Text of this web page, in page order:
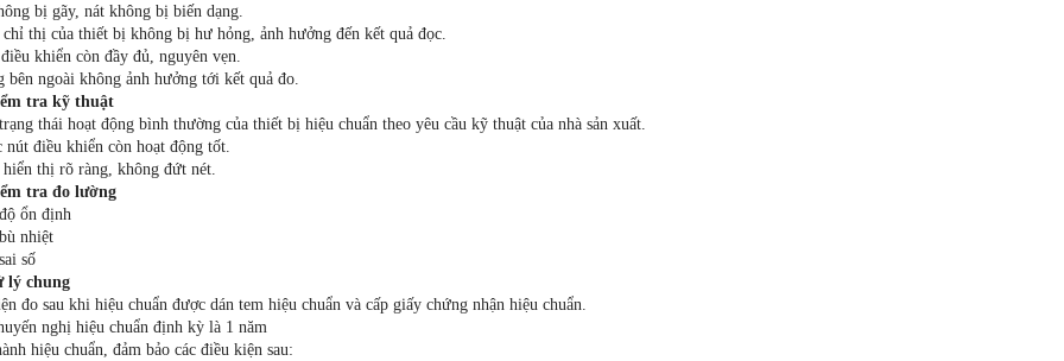
Preparation
Column
hấp phụ
phổ UVVIS, AAS... hãng Analytik Jena
Gas Chromatography hãng RESTEK
Liquid Chromatography hãng RESTEK
ký, quang phổ... hãng AGILENT
ký, quang phổ... hãng HITACHI
ký, quang phổ... hãng JASCO
quang phổ... hãng PERKINELMER
ký, quang phổ... hãng SHIMADZU
ký, quang phổ... hãng THERMO / DIONEX
phần (Single-Component)
đa thành phần (Multi-Component)
Standards GCMS
Standards LCMS
thành phần
Chất chuẩn Phthalates
vệ thực vật Pesticide
(CRM - Certified Reference Materials)
Volume - Flow
Parameter
Time - Frequency
kế
tay hiện trường
lượng thuốc thú y
sinh (Antibiotics ELISA Test Kits)
(Mycotoxin ELISA Test Kits)
phẩm mật ong (Honey ELISA Test Kits)
phẩm sữa (Milk ELISA Test Kits)
phẩm thịt (Meat ELISA Test Kits)
Sản (Cá; Tôm...)
dầu ăn (Edible Oil ELISA Test Kits)
gia cầm (Poultry ELISA Test Kits)
sản phẩm trứng (Eggs ELISA Test Kits)
thức ăn chăn nuôi & ngũ cốc
thuốc trừ sâu (Pesticides ELISA Tests)
bị gãy, nát không bị biến dạng.
thị của thiết bị không bị hư hỏng, ảnh hưởng đến kết quả đọc.
khiển còn đầy đủ, nguyên vẹn.
bên ngoài không ảnh hưởng tới kết quả đo.
tra kỹ thuật
thái hoạt động bình thường của thiết bị hiệu chuẩn theo yêu cầu kỹ thuật của nhà sản xuất.
nút điều khiển còn hoạt động tốt.
thị rõ ràng, không đứt nét.
tra đo lường
ổn định
nhiệt
số
lý chung
đo sau khi hiệu chuẩn được dán tem hiệu chuẩn và cấp giấy chứng nhận hiệu chuẩn.
nghị hiệu chuẩn định kỳ là 1 năm
hiệu chuẩn, đảm bảo các điều kiện sau: